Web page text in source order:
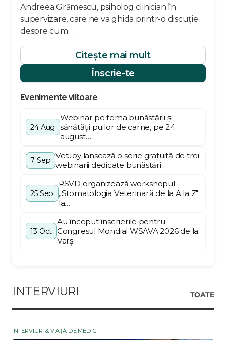
Andreea Grămescu, psiholog clinician în
supervizare, care ne va ghida printr-o discuție
despre cum…
Citește mai mult
Înscrie-te
Evenimente viitoare
24 Aug
Webinar pe tema bunăstării și
sănătății puilor de carne, pe 24
august…
7 Sep VetJoy lansează o serie gratuită de trei
webinarii dedicate bunăstări…
25 Sep
RSVD organizează workshopul
„Stomatologia Veterinară de la A la Z"
la…
13 Oct
Au început înscrierile pentru
Congresul Mondial WSAVA 2026 de la
Varș…
INTERVIURI TOATE
INTERVIURI & VIAȚĂ DE MEDIC